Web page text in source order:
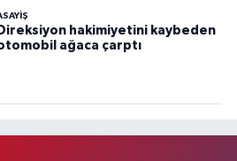
Direksiyon hakimiyetini kaybeden
ağaca çarptı